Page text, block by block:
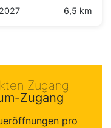
2027 6,5 km
Zugang
Zugang
pro